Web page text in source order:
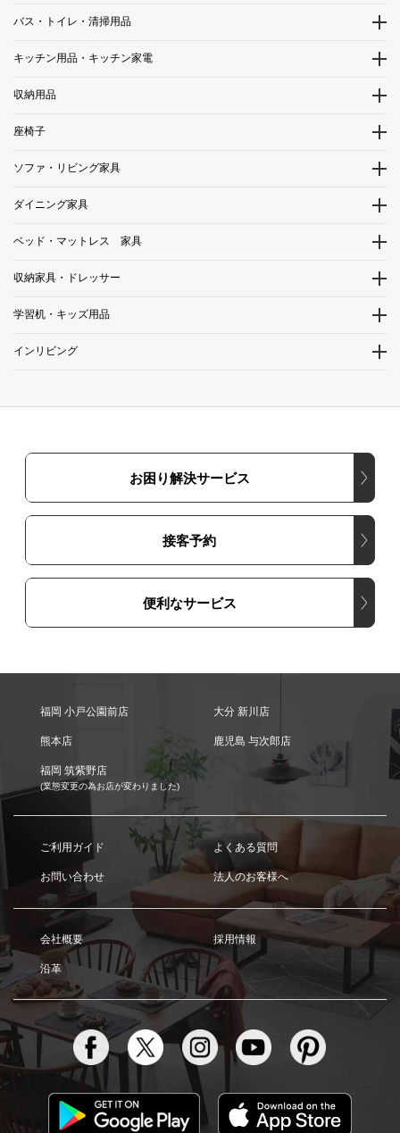
バス・トイレ・清掃用品
キッチン用品・キッチン家電
収納用品
座椅子
ソファ・リビング家具
ダイニング家具
ベッド・マットレス 家具
収納家具・ドレッサー
学習机・キッズ用品
インリビング
お困り解決サービス
接客予約
便利なサービス
福岡 小戸公園前店 大分 新川店
熊本店 鹿児島 与次郎店
福岡 筑紫野店
(業態変更の為お店が変わりました)
ご利用ガイド よくある質問
お問い合わせ 法人のお客様へ
会社概要 採用情報
沿革